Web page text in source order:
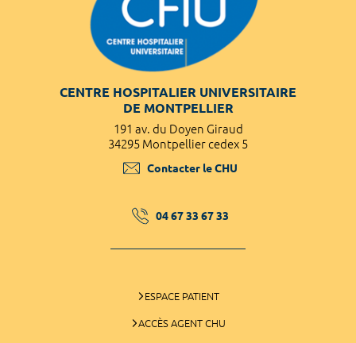
CENTRE HOSPITALIER UNIVERSITAIRE
DE MONTPELLIER
191 av. du Doyen Giraud
34295 Montpellier cedex 5
Contacter le CHU
04 67 33 67 33
ESPACE PATIENT
ACCÈS AGENT CHU